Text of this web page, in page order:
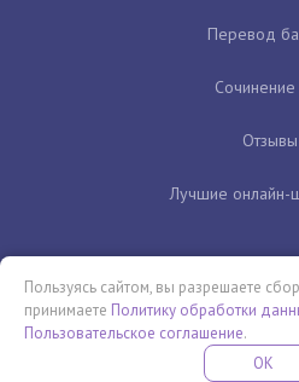
Перевод
Сочинение
Отзывы
Лучшие онлайн-
Бесплатная летняя школа
Пользуясь сайтом, вы разрешаете
принимаете Политику обработки
Пользовательское соглашение.
OK